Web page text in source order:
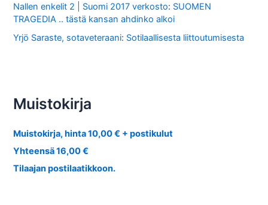
Nallen enkelit 2 | Suomi 2017 verkosto: SUOMEN
TRAGEDIA .. tästä kansan ahdinko alkoi
Yrjö Saraste, sotaveteraani: Sotilaallisesta liittoutumisesta
Muistokirja
Muistokirja, hinta 10,00 € + postikulut
Yhteensä 16,00 €
Tilaajan postilaatikkoon.